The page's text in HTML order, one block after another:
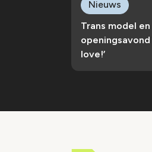
Trans model
openingsavond
love!’
Nieuws